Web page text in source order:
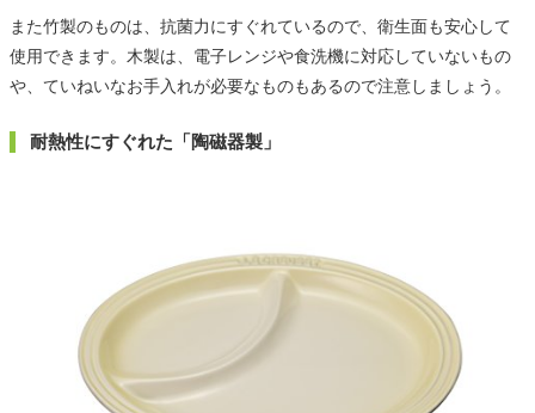
また竹製のものは、抗菌力にすぐれているので、衛生面も安心して
使用できます。木製は、電子レンジや食洗機に対応していないもの
や、ていねいなお手入れが必要なものもあるので注意しましょう。
耐熱性にすぐれた「陶磁器製」